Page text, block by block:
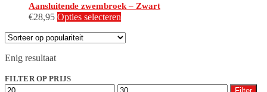
Aansluitende zwembroek – Zwart
€28,95 Opties selecteren
heeft
Enig resultaat
FILTER OP PRIJS
Min.
Max.